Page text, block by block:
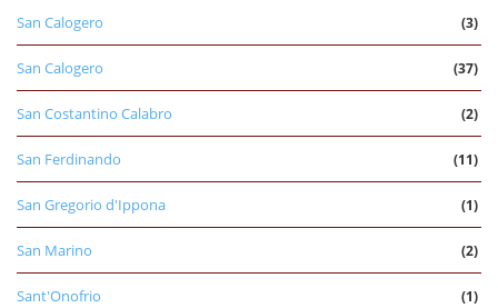
San Calogero (3)
San Calogero (37)
San Costantino Calabro (2)
San Ferdinando (11)
San Gregorio d'Ippona (1)
San Marino (2)
Sant'Onofrio (1)